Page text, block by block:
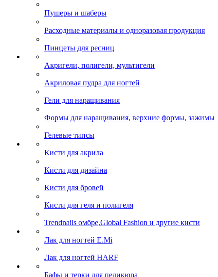
Пушеры и шаберы
Расходные материалы и одноразовая продукция
Пинцеты для ресниц
Акригели, полигели, мультигели
Акриловая пудра для ногтей
Гели для наращивания
Формы для наращивания, верхние формы, зажимы
Гелевые типсы
Кисти для акрила
Кисти для дизайна
Кисти для бровей
Кисти для геля и полигеля
Trendnails омбре,Global Fashion и другие кисти
Лак для ногтей E.Mi
Лак для ногтей HARF
Бафы и терки для педикюра